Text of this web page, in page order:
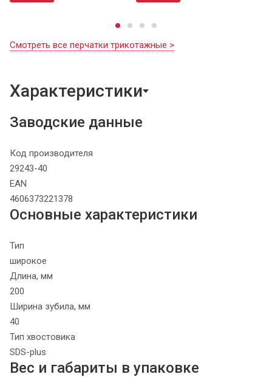
Смотреть все перчатки трикотажные >
Характеристики
Заводские данные
Код производителя
29243-40
EAN
4606373221378
Основные характеристики
Тип
широкое
Длина, мм
200
Ширина зубила, мм
40
Тип хвостовика
SDS-plus
Вес и габариты в упаковке